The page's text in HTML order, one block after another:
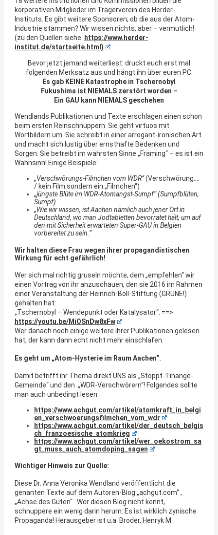
korporativen Mitglieder im Trägerverein des Herder-
Instituts. Es gibt weitere Sponsoren; ob die aus der Atom-
Industrie stammen? Wir wissen nichts, aber – vermutlich!
(zu den Quellen siehe
https://www.herder-
institut.de/startseite.html)
Bevor jetzt jemand weiterliest: druckt euch erst mal
folgenden Merksatz aus und hängt ihn über euren PC:
Es gab KEINE Katastrophe in Tschernobyl
Fukushima ist NIEMALS zerstört worden –
Ein GAU kann NIEMALS geschehen
Wendlands Publikationen und Texte erschlagen einen schon
beim ersten Reinschnuppern. Sie geht virtuos mit
Wortbildern um. Sie schreibt in einer arrogant-ironischen Art
und macht sich lustig über ernsthafte Bedenken und
Sorgen. Sie betreibt im wahrsten Sinne „Framing“ – es ist ein
Wahnsinn! Einige Beispiele:
„Verschwörungs-Filmchen vom WDR“(Verschwörung….
/ kein Film sondern ein „Filmchen“)
„jüngste Blüte im WDR-Atomangst-Sumpf“ (Sumpfblüten,
Sumpf)
„Wie wir wissen, ist Aachen nämlich auch jener Ort in
Deutschland, wo man Jodtabletten bevorratet hält, um auf
den mit Sicherheit erwarteten Super-GAU in Belgien
vorbereitet zu sein.“
Wir halten diese Frau wegen ihrer propagandistischen
Wirkung für echt gefährlich!
Wer sich mal richtig gruseln möchte, dem „empfehlen“ wir
einen Vortrag von ihr anzuschauen, den sie 2016 im Rahmen
einer Veranstaltung der Heinrich-Böll-Stiftung (GRÜNE!)
gehalten hat:
„Tschernobyl – Wendepunkt oder Katalysator“. ==>
https://youtu.be/MiOSnDw8xFw
Wer danach noch einige weitere ihrer Publikationen gelesen
hat, der kann dann echt nicht mehr einschlafen.
Es geht um „Atom-Hysterie im Raum Aachen“.
Damit betrifft ihr Thema direkt UNS als „Stoppt-Tihange-
Gemeinde“ und den „WDR-Verschwörern“! Folgendes sollte
man auch unbedingt lesen:
https://www.achgut.com/artikel/atomkraft_in_belgi
en_verschwoerungsfilmchen_vom_wdr
https://www.achgut.com/artikel/der_deutsch_belgis
ch_franzoesische_atomkrieg
https://www.achgut.com/artikel/wer_oekostrom_sa
gt_muss_auch_atomdoping_sagen
Wichtiger Hinweis zur Quelle:
Diese Dr. Anna Veronika Wendland veröffentlicht die
genanten Texte auf dem Autoren-Blog „achgut.com“ ,
„Achse des Guten“. Wer diesen Blog nicht kennt,
schnuppere ein wenig darin herum: Es ist wirklich zynische
Propaganda! Herausgeber ist u.a. Broder, Henryk M.